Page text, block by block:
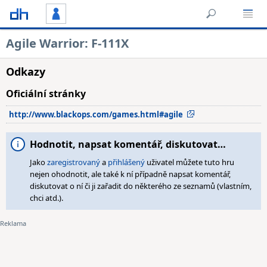
Agile Warrior: F-111X
Odkazy
Oficiální stránky
http://www.blackops.com/games.html#agile
Hodnotit, napsat komentář, diskutovat…
Jakozaregistrovanýa přihlášený uživatel můžete tuto hru
nejen ohodnotit, ale také k ní případně napsat komentář,
diskutovat o ní či ji zařadit do některého ze seznamů (vlastním,
chci atd.).